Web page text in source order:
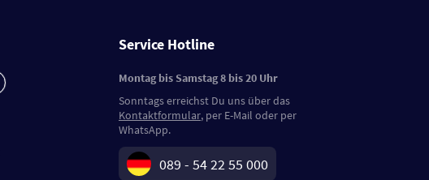
Service Hotline
Montag bis Samstag 8 bis 20 Uhr
Sonntags erreichst Du uns über das
Kontaktformular, per E-Mail oder per
WhatsApp.
089 - 54 22 55 000